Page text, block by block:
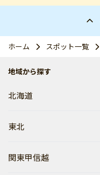
ホーム スポット一覧
地域から探す
北海道
東北
関東甲信越